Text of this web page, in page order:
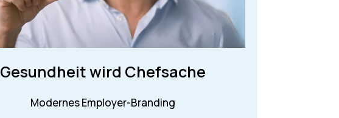
Gesundheit wird Chefsache
Modernes Employer-Branding